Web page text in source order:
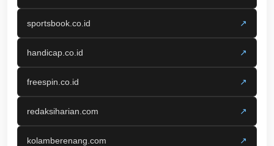
sportsbook.co.id ↗
handicap.co.id ↗
freespin.co.id ↗
redaksiharian.com ↗
kolamberenang.com ↗